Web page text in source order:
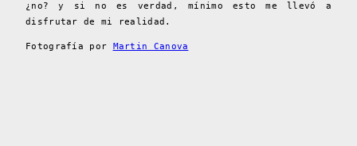
¿no? y si no es verdad, mínimo esto me llevó a
disfrutar de mi realidad.
Fotografía por Martin Canova